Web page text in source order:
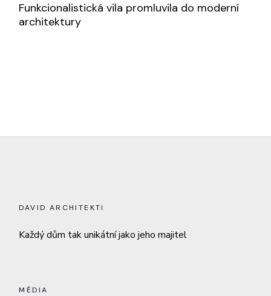
Funkcionalistická vila promluvila do moderní
architektury
DAVID ARCHITEKTI
Každý dům tak unikátní jako jeho majitel
MÉDIA